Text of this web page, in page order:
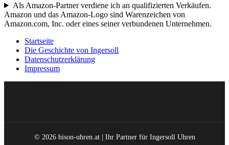
Als Amazon-Partner verdiene ich an qualifizierten Verkäufen.
Amazon und das Amazon-Logo sind Warenzeichen von
Amazon.com, Inc. oder eines seiner verbundenen Unternehmen.
Startseite
Die Geschichte von Ingersoll
Datenschutzerklärung
Impressum
© 2026 bison-uhren.at | Ihr Partner für Ingersoll Uhren